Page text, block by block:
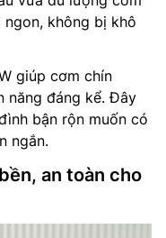
không bị khô
giúp cơm chín
năng đáng kể. Đây
bận rộn muốn có
ngắn.
an toàn cho